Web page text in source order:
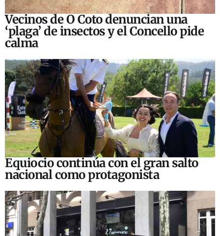
Vecinos de O Coto denuncian una
‘plaga’ de insectos y el Concello pide
calma
Equiocio continúa con el gran salto
nacional como protagonista